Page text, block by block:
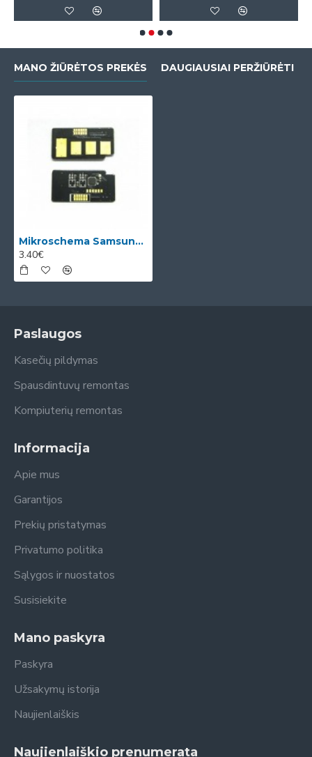
MANO ŽIŪRĖTOS PREKĖS DAUGIAUSIAI PERŽIŪRĖTI
Mikroschema Samsung MLT-D1052S (SU759A)
3.40€
Paslaugos
Kasečių pildymas
Spausdintuvų remontas
Kompiuterių remontas
Informacija
Apie mus
Garantijos
Prekių pristatymas
Privatumo politika
Sąlygos ir nuostatos
Susisiekite
Mano paskyra
Paskyra
Užsakymų istorija
Naujienlaiškis
Naujienlaiškio prenumerata